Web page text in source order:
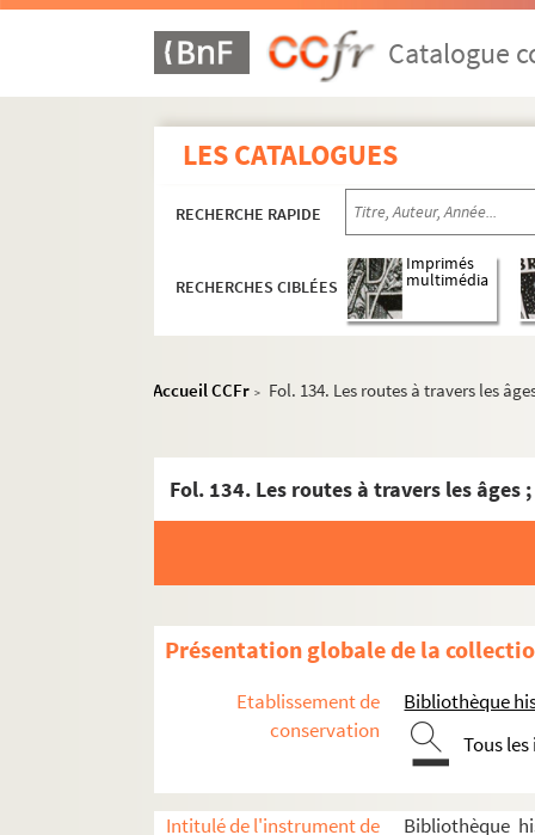
Catalogue
LES CATALOGUES
RECHERCHE RAPIDE
RECHERCHES CIBLÉES
Imprimés
multimédia
Accueil CCFr > Fol. 134. Les routes à travers les
Présentation globale de la
Etablissement de
conservation
Bibliothèque
Tous
Intitulé de l'instrument de
Bibliothèque
8-MS-4809. Marcel Poëte. Étude sur les
Marcel Poëte. Manuscrits mis au net de ses
Antiquité. Notes de travail
Moyen Âge. Notes de travail, textes
2-MS-121. Urbanisme à Paris
2-MS-122. Urbanisme à Paris (suite)
2-MS-126. Paris au XVIIIe siècle :
2-MS-128. Descriptions de Paris (suite)
2-MS-129. Paris. La société
2-MS-130. Paris. La société (suite)
2-MS-131. Paris. La société (fin)